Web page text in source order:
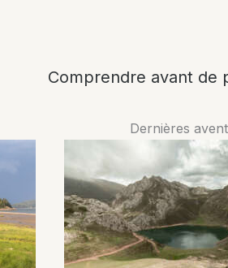
Comprendre avant de
Dernières